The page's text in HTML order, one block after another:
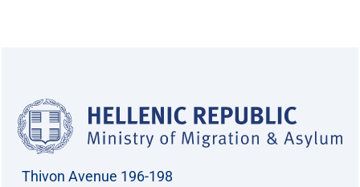
o
Thivon Avenue 196-198